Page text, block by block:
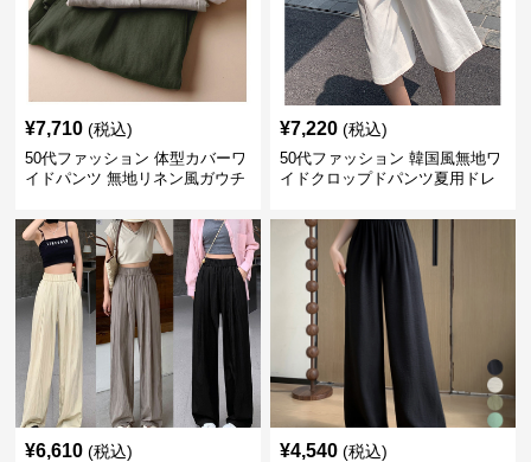
¥7,710 (税込)
50代ファッション 体型カバーワ
イドパンツ 無地リネン風ガウチ
¥7,220 (税込)
50代ファッション 韓国風無地ワ
イドクロップドパンツ夏用ドレ
¥6,610 (税込) ¥4,540 (税込)